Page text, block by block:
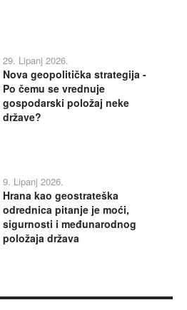
29. Lipanj 2026.
Nova geopolitička strategija -
Po čemu se vrednuje
gospodarski položaj neke
države?
9. Lipanj 2026.
Hrana kao geostrateška
odrednica pitanje je moći,
sigurnosti i međunarodnog
položaja država